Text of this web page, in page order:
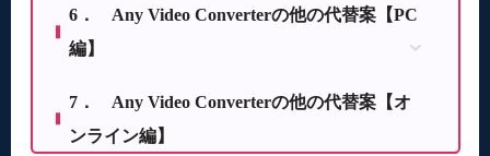
6． Any Video Converterの他の代替案【PC
編】
Video Converter Factory Pro
6.2 Any Video Converterの代替ソフトその２：
7． Any Video Converterの他の代替案【オ
ンライン編】